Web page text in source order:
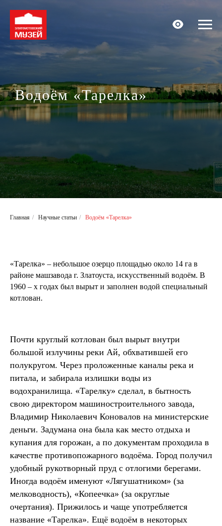
Водоём «Тарелка»
Главная / Научные статьи / Водоём «Тарелка»
«Тарелка» – небольшое озерцо площадью около 14 га в
районе машзавода г. Златоуста, искусственный водоём. В
1960 – х годах был вырыт и заполнен водой специальный
котлован.
Почти круглый котлован был вырыт внутри
большой излучины реки Ай, обхватившей его
полукругом. Через проложенные каналы река и
питала, и забирала излишки воды из
водохранилища. «Тарелку» сделал, в бытность
свою директором машиностроительного завода,
Владимир Николаевич Коновалов на министерские
деньги. Задумана она была как место отдыха и
купания для горожан, а по документам проходила в
качестве противопожарного водоёма. Город получил
удобный рукотворный пруд с отлогими берегами.
Иногда водоём именуют «Лягушатником» (за
мелководность), «Копеечка» (за округлые
очертания). Прижилось и чаще употребляется
название «Тарелка». Ещё водоём в некоторых